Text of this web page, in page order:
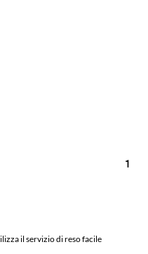
1
il servizio di reso facile